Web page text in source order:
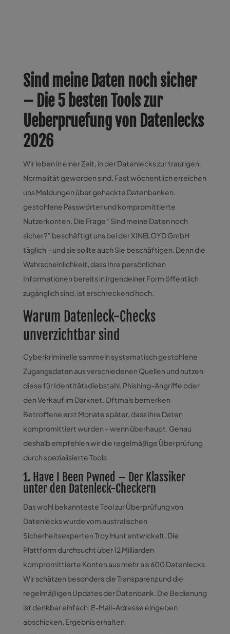
Sind meine Daten noch sicher
– Die 5 besten Tools zur
Ueberpruefung von Datenlecks
2026
Wir leben in einer Zeit, in der Datenlecks zur traurigen
Normalität geworden sind. Fast wöchentlich erreichen
uns Meldungen über gehackte Datenbanken,
gestohlene Passwörter und kompromittierte
Nutzerkonten. Die Frage “Sind meine Daten noch
sicher?” beschäftigt uns bei der XINELOYD GmbH
täglich – und sie sollte auch Sie beschäftigen. Denn die
Wahrscheinlichkeit, dass Ihre persönlichen
Informationen bereits in irgendeiner Form öffentlich
zugänglich sind, ist erschreckend hoch.
Warum Datenleck-Checks
unverzichtbar sind
Cyberkriminelle sammeln systematisch gestohlene
Zugangsdaten aus verschiedenen Quellen und nutzen
diese für Identitätsdiebstahl, Phishing-Angriffe oder
den Verkauf im Darknet. Oftmals bemerken
Betroffene erst Monate später, dass ihre Daten
kompromittiert wurden – wenn überhaupt. Genau
deshalb empfehlen wir die regelmäßige Überprüfung
durch spezialisierte Tools.
1. Have I Been Pwned – Der Klassiker
unter den Datenleck-Checkern
Das wohl bekannteste Tool zur Überprüfung von
Datenlecks wurde vom australischen
Sicherheitsexperten Troy Hunt entwickelt. Die
Plattform durchsucht über 12 Milliarden
kompromittierte Konten aus mehr als 600 Datenlecks.
Wir schätzen besonders die Transparenz und die
regelmäßigen Updates der Datenbank. Die Bedienung
ist denkbar einfach: E-Mail-Adresse eingeben,
abschicken, Ergebnis erhalten.